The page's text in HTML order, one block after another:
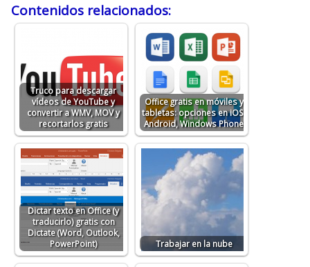
Contenidos relacionados:
Truco para descargar
vídeos de YouTube y
convertir a WMV, MOV y
recortarlos gratis
Office gratis en móviles y
tabletas: opciones en iOS,
Android, Windows Phone
Dictar texto en Office (y
traducirlo) gratis con
Dictate (Word, Outlook,
PowerPoint)
Trabajar en la nube